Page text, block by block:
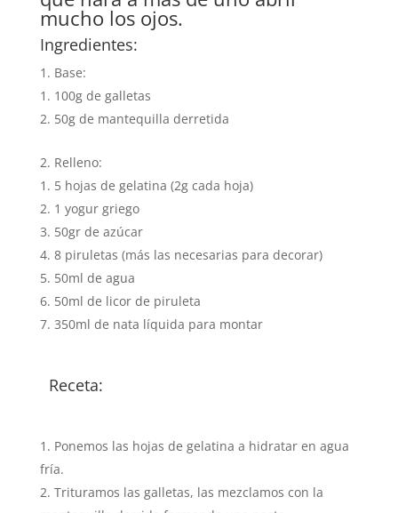
mucho los ojos.
Ingredientes:
Base:
100g de galletas
50g de mantequilla derretida
Relleno:
5 hojas de gelatina (2g cada hoja)
1 yogur griego
50gr de azúcar
8 piruletas (más las necesarias para decorar)
50ml de agua
50ml de licor de piruleta
350ml de nata líquida para montar
Receta:
Ponemos las hojas de gelatina a hidratar en agua
fría.
Trituramos las galletas, las mezclamos con la